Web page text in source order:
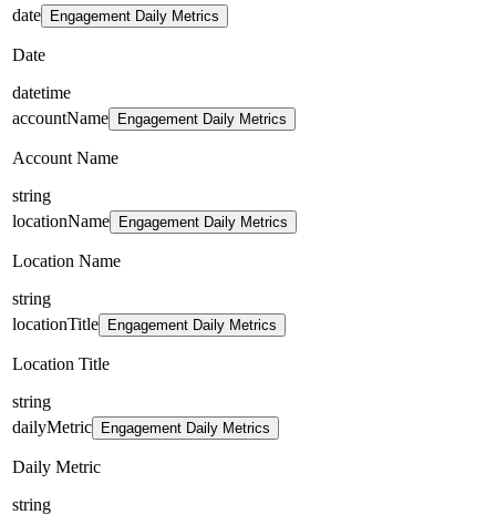
date
Engagement Daily Metrics
Date
datetime
accountName
Engagement Daily Metrics
Account Name
string
locationName
Engagement Daily Metrics
Location Name
string
locationTitle
Engagement Daily Metrics
Location Title
string
dailyMetric
Engagement Daily Metrics
Daily Metric
string